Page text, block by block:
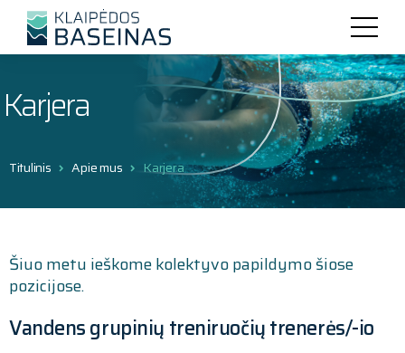
Karjera
Titulinis Apie mus Karjera
Šiuo metu ieškome kolektyvo papildymo šiose
pozicijose.
Vandens grupinių treniruočių trenerės/-io